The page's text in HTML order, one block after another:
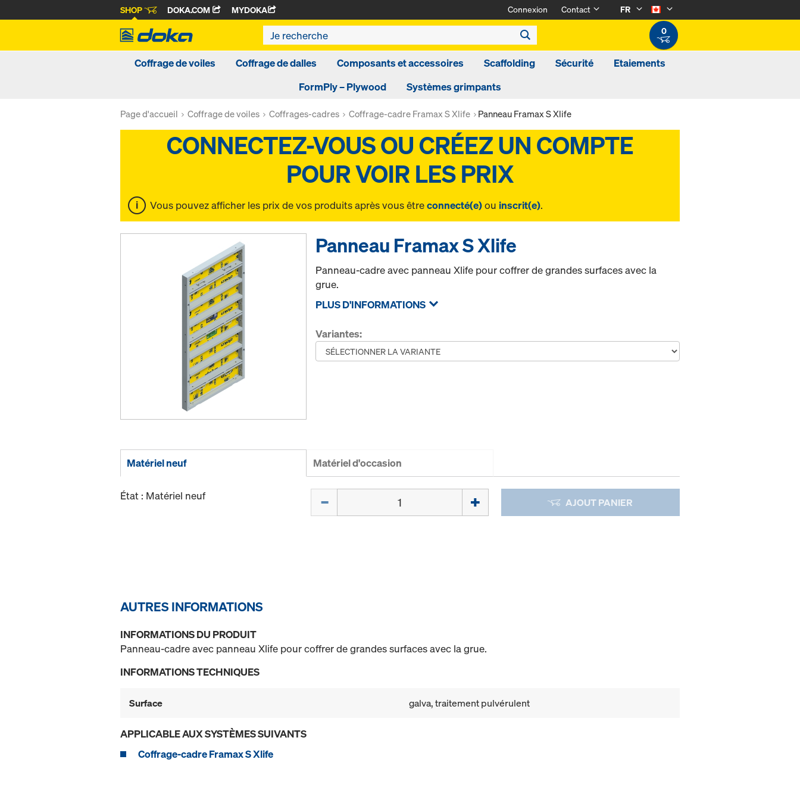
SHOP DOKA.COM MYDOKA Connexion Contact
FR
0
Coffrage de voiles Coffrage de dalles Composants et accessoires Scaffolding Sécurité
Etaiements
FormPly – Plywood
Systèmes grimpants
Page d'accueil Coffrage de voiles Coffrages-cadres Coffrage-cadre Framax S Xlife Panneau Framax S Xlife
Vous pouvez afficher les prix de vos produits après vous êtreconnecté(e)ou inscrit(e).
Panneau Framax S Xlife
Panneau-cadre avec panneau Xlife pour coffrer de grandes surfaces avec la
grue.
PLUS D'INFORMATIONS
Variantes:
Matériel neuf Matériel d'occasion
État : Matériel neuf AJOUT PANIER
AUTRES INFORMATIONS
INFORMATIONS DU PRODUIT
Panneau-cadre avec panneau Xlife pour coffrer de grandes surfaces avec la grue.
INFORMATIONS TECHNIQUES
Surface galva, traitement pulvérulent
APPLICABLE AUX SYSTÈMES SUIVANTS
Coffrage-cadre Framax S Xlife